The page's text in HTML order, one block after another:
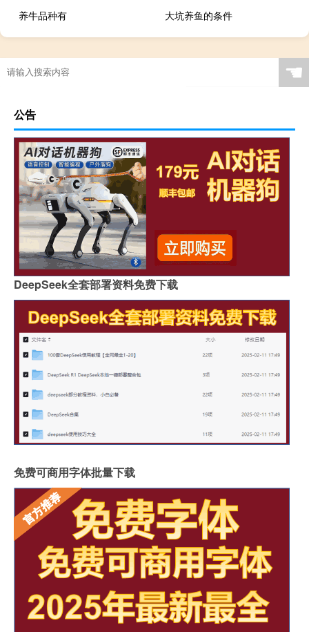
养牛品种有
大坑养鱼的条件
☚
公告
DeepSeek全套部署资料免费下载
免费可商用字体批量下载